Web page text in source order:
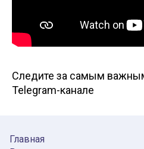
Следите за самым
Telegram-канале
Главная